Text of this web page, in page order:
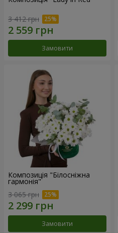
3 412 грн
Замовити
Композиція "Білосніжна
гармонія"
3 065 грн
Замовити